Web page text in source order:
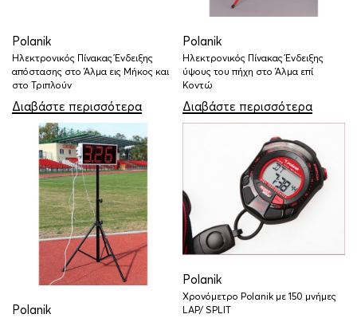
Polanik
Ηλεκτρονικός Πίνακας Ένδειξης
απόστασης στο Άλμα εις Μήκος και
στο Τριπλούν
Διαβάστε περισσότερα
Polanik
Ηλεκτρονικός Πίνακας Ένδειξης
ύψους του πήχη στο Άλμα επί
Κοντώ
Διαβάστε περισσότερα
Polanik
Polanik
Χρονόμετρο Polanik με 150 μνήμες
LAP/ SPLIT